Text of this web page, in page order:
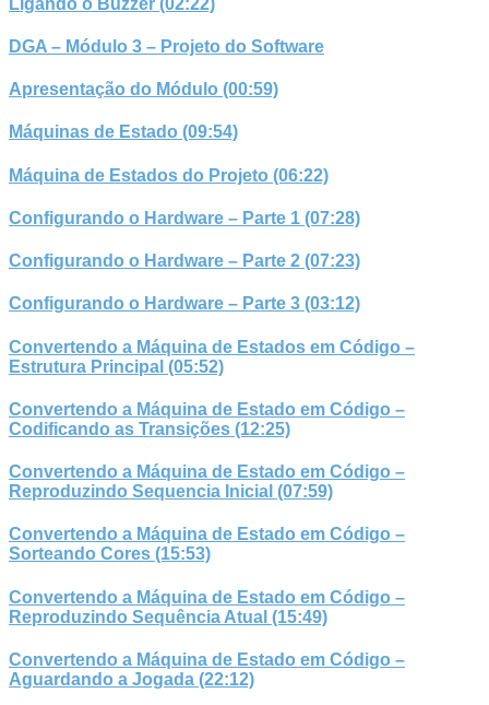
DGA – Módulo 3 – Projeto do Software
Apresentação do Módulo (00:59)
Máquinas de Estado (09:54)
Máquina de Estados do Projeto (06:22)
Configurando o Hardware – Parte 1 (07:28)
Configurando o Hardware – Parte 2 (07:23)
Configurando o Hardware – Parte 3 (03:12)
Convertendo a Máquina de Estados em Código –
Estrutura Principal (05:52)
Convertendo a Máquina de Estado em Código –
Codificando as Transições (12:25)
Convertendo a Máquina de Estado em Código –
Reproduzindo Sequencia Inicial (07:59)
Convertendo a Máquina de Estado em Código –
Sorteando Cores (15:53)
Convertendo a Máquina de Estado em Código –
Reproduzindo Sequência Atual (15:49)
Convertendo a Máquina de Estado em Código –
Aguardando a Jogada (22:12)